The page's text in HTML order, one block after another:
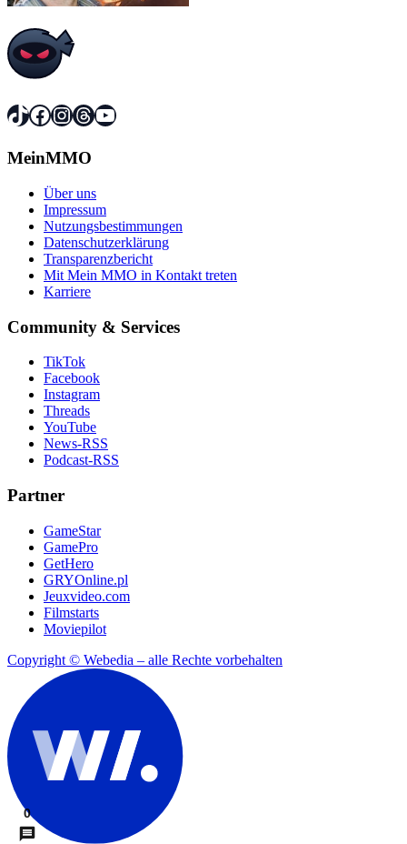
TikTok
Facebook
Instagram
Threads
YouTube
MeinMMO
Über uns
Impressum
Nutzungsbestimmungen
Datenschutzerklärung
Transparenzbericht
Mit Mein MMO in Kontakt treten
Karriere
Community & Services
TikTok
Facebook
Instagram
Threads
YouTube
News-RSS
Podcast-RSS
Partner
GameStar
GamePro
GetHero
GRYOnline.pl
Jeuxvideo.com
Filmstarts
Moviepilot
Copyright © Webedia – alle Rechte vorbehalten
0